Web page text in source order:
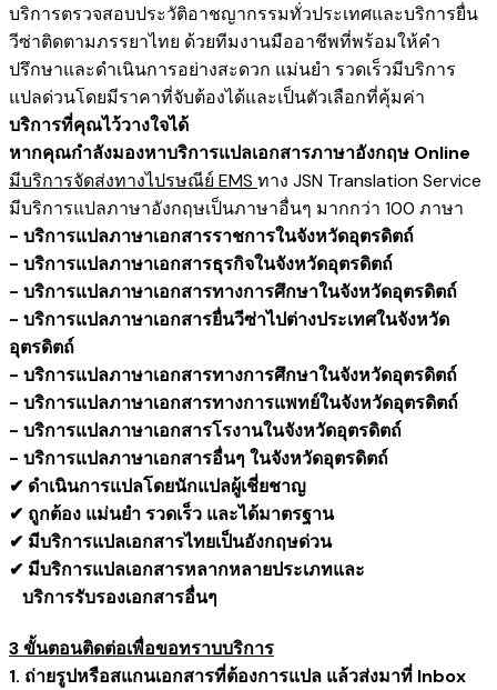
บริการตรวจสอบประวัติอาชญากรรม​ทั่วประเทศและบริการยื่น
วีซ่าติดตามภรรยาไทย ด้วยทีมงานมืออาชีพที่พร้อมให้คำ
ปรึกษาและดำเนินการอย่างสะดวก แม่นยำ รวดเร็วมีบริการ
แปลด่วนโดยมีราคาที่จับต้องได้และเป็นตัวเลือกที่คุ้มค่า
บริการที่คุณไว้วางใจได้
หากคุณกำลังมองหาบริการแปลเอกสารภาษาอังกฤษ Online
มีบริการจัดส่งทางไปรษณีย์ EMS ทาง JSN Translation Service
มีบริการแปลภาษาอังกฤษเป็นภาษาอื่นๆ มากกว่า 100 ภาษา
- บริการแปลภาษาเอกสารราชการในจังหวัดอุตรดิตถ์
- บริการแปลภาษาเอกสารธุรกิจในจังหวัดอุตรดิตถ์
- บริการแปลภาษาเอกสารทางการศึกษาในจังหวัดอุตรดิตถ์
- บริการแปลภาษาเอกสารยื่นวีซ่าไปต่างประเทศในจังหวัด
อุตรดิตถ์
- บริการแปลภาษาเอกสารทางการศึกษาในจังหวัดอุตรดิตถ์
- บริการแปลภาษาเอกสารทางการแพทย์ในจังหวัดอุตรดิตถ์
- บริการแปลภาษาเอกสารโรงานในจังหวัดอุตรดิตถ์
- บริการแปลภาษาเอกสารอื่นๆ ในจังหวัดอุตรดิตถ์
✔ ดำเนินการแปลโดยนักแปลผู้เชี่ยชาญ
✔ ถูกต้อง แม่นยำ รวดเร็ว และได้มาตรฐาน
✔ มีบริการแปลเอกสารไทยเป็นอังกฤษด่วน
✔ มีบริการแปลเอกสารหลากหลายประเภทและ
​ บริการรับรองเอกสารอื่นๆ
3 ขั้นตอนติดต่อเพื่อขอทราบบริการ
1. ถ่ายรูปหรือสแกนเอกสารที่ต้องการแปล แล้วส่งมาที่ Inbox